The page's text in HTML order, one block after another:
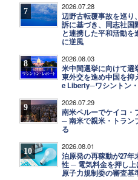
7 2026.07.28
辺野古転覆事故を巡り
訴に基づき、同志社
と連携した平和活動を
に逆風
8 2026.08.03
米中間選挙に向けて選
東外交を進め中国を
e Liberty─ワシントン・
9 2026.07.29
南米ペルーでケイコ・
─ 南米で親米・トラン
る
10 2026.08.01
泊原発の再稼動が27年
性 ─ 電気料金を押し
原子力規制委の審査基